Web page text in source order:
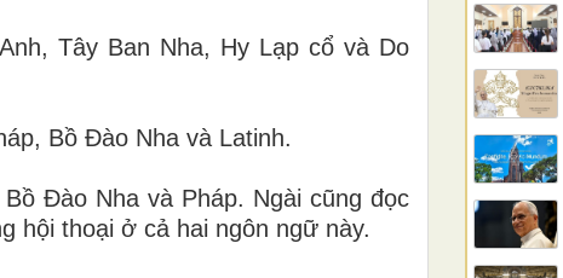
Tây Ban Nha, Hy Lạp cổ và Do
Bồ Đào Nha và Latinh.
Đào Nha và Pháp. Ngài cũng đọc
hội thoại ở cả hai ngôn ngữ này.